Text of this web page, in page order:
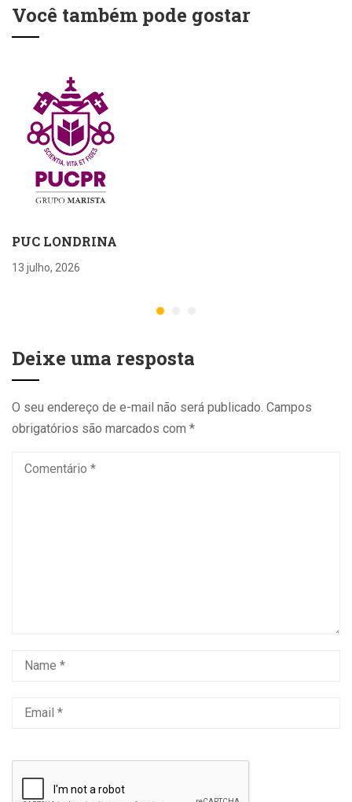
CAMPESTRE
Você também pode gostar
PUC LONDRINA
13 julho, 2026
Deixe uma resposta
O seu endereço de e-mail não será publicado. Campos
obrigatórios são marcados com *